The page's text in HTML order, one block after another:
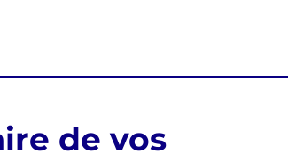
de vos